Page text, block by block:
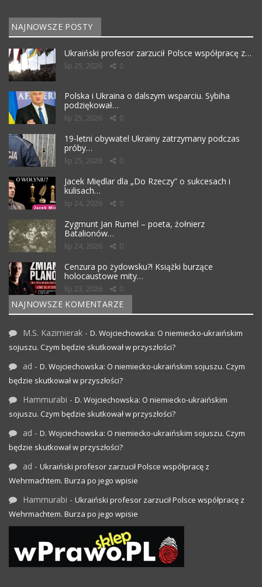
NAJNOWSZE POSTY
Ukraiński profesor zarzucił Polsce współpracę z…
lip 25, 2026 0
Polska i Ukraina o dalszym wsparciu. Sybiha
podziękował…
lip 25, 2026 0
19-letni obywatel Ukrainy zatrzymany podczas
próby…
lip 25, 2026 0
Jacek Międlar dla „Do Rzeczy” o sukcesach i
kulisach…
lip 24, 2026 0
Zygmunt Jan Rumel – poeta, żołnierz
Batalionów…
lip 24, 2026 0
Cenzura po żydowsku?! Książki burzące
holocaustowe mity…
lip 23, 2026 0
NAJNOWSZE KOMENTARZE
M.S. Kazimierak - D. Wojciechowska: O niemiecko-ukraińskim
sojuszu. Czym będzie skutkował w przyszłości?
ad - D. Wojciechowska: O niemiecko-ukraińskim sojuszu. Czym
będzie skutkował w przyszłości?
Hammurabi - D. Wojciechowska: O niemiecko-ukraińskim
sojuszu. Czym będzie skutkował w przyszłości?
ad - D. Wojciechowska: O niemiecko-ukraińskim sojuszu. Czym
będzie skutkował w przyszłości?
ad - Ukraiński profesor zarzucił Polsce współpracę z
Wehrmachtem. Burza po jego wpisie
Hammurabi - Ukraiński profesor zarzucił Polsce współpracę z
Wehrmachtem. Burza po jego wpisie